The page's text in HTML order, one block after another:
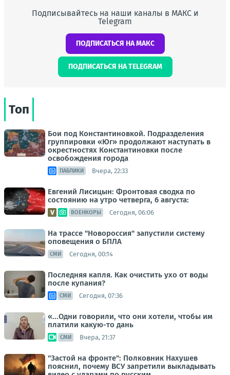
Подписывайтесь на наши каналы в МАКС и
Telegram
ПОДПИСАТЬСЯ НА МАКС
ПОДПИСАТЬСЯ НА TELEGRAM
Топ
Бои под Константиновкой. Подразделения
группировки «Юг» продолжают наступать в
окрестностях Константиновки после
освобождения города
ПАБЛИКИ Вчера, 22:33
Евгений Лисицын: Фронтовая сводка по
состоянию на утро четверга, 6 августа:
ВОЕНКОРЫ Сегодня, 06:06
На трассе "Новороссия" запустили систему
оповещения о БПЛА
СМИ Сегодня, 00:14
Последняя капля. Как очистить ухо от воды
после купания?
СМИ Сегодня, 07:36
«...Одни говорили, что они хотели, чтобы им
платили какую-то дань
СМИ Вчера, 21:37
"Застой на фронте": Полковник Нахушев
пояснил, почему ВСУ запретили выкладывать